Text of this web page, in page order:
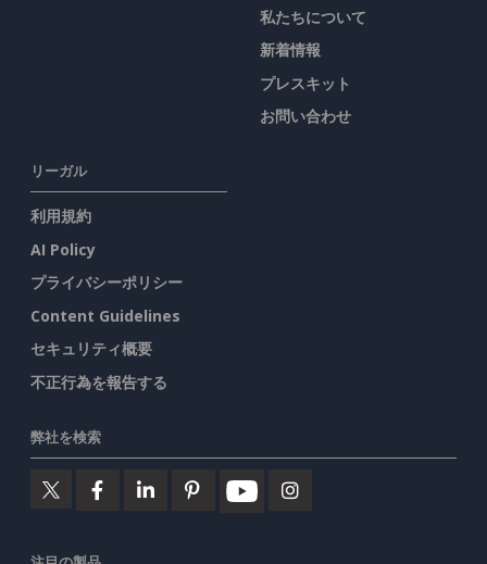
私たちについて
新着情報
プレスキット
お問い合わせ
リーガル
利用規約
AI Policy
プライバシーポリシー
Content Guidelines
セキュリティ概要
不正行為を報告する
弊社を検索